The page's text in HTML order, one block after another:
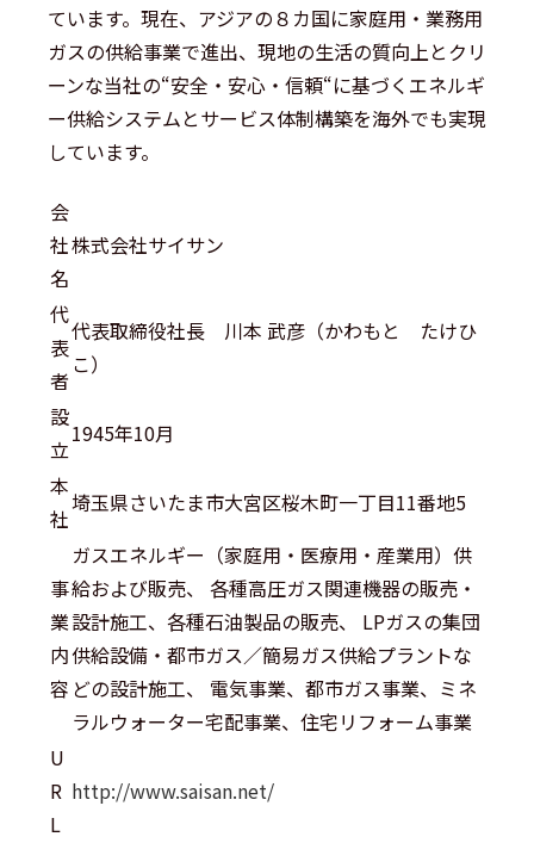
ています。現在、アジアの８カ国に家庭用・業務用
ガスの供給事業で進出、現地の生活の質向上とクリ
ーンな当社の“安全・安心・信頼“に基づくエネルギ
ー供給システムとサービス体制構築を海外でも実現
しています。
会
社
名
株式会社サイサン
代
表
者
代表取締役社長 川本 武彦（かわもと たけひ
こ）
設
立
1945年10月
本
社
埼玉県さいたま市大宮区桜木町一丁目11番地5
事
業
内
容
ガスエネルギー（家庭用・医療用・産業用）供
給および販売、 各種高圧ガス関連機器の販売・
設計施工、各種石油製品の販売、 LPガスの集団
供給設備・都市ガス／簡易ガス供給プラントな
どの設計施工、 電気事業、都市ガス事業、ミネ
ラルウォーター宅配事業、住宅リフォーム事業
U
R
L
http://www.saisan.net/